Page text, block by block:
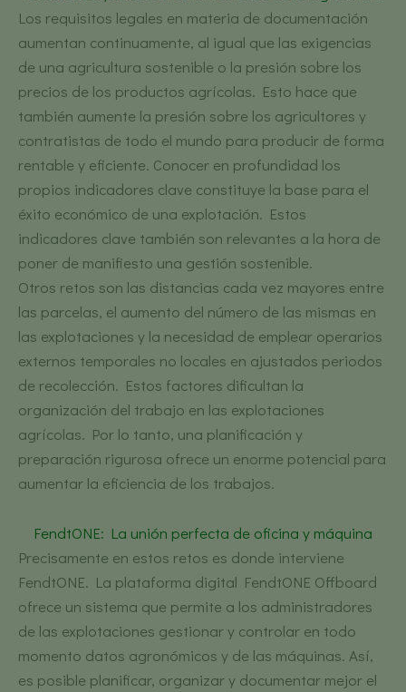
Los requisitos legales en materia de documentación
aumentan continuamente, al igual que las exigencias
de una agricultura sostenible o la presión sobre los
precios de los productos agrícolas. Esto hace que
también aumente la presión sobre los agricultores y
contratistas de todo el mundo para producir de forma
rentable y eficiente. Conocer en profundidad los
propios indicadores clave constituye la base para el
éxito económico de una explotación. Estos
indicadores clave también son relevantes a la hora de
poner de manifiesto una gestión sostenible.
Otros retos son las distancias cada vez mayores entre
las parcelas, el aumento del número de las mismas en
las explotaciones y la necesidad de emplear operarios
externos temporales no locales en ajustados periodos
de recolección. Estos factores dificultan la
organización del trabajo en las explotaciones
agrícolas. Por lo tanto, una planificación y
preparación rigurosa ofrece un enorme potencial para
aumentar la eficiencia de los trabajos.
FendtONE: La unión perfecta de oficina y máquina
Precisamente en estos retos es donde interviene
FendtONE. La plataforma digital FendtONE Offboard
ofrece un sistema que permite a los administradores
de las explotaciones gestionar y controlar en todo
momento datos agronómicos y de las máquinas. Así,
es posible planificar, organizar y documentar mejor el